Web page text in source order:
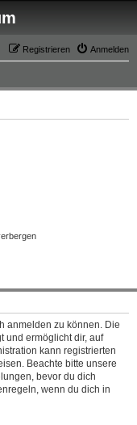
Anmelden
Registrieren
anmelden zu können. Die
und ermöglicht dir, auf
kann registrierten
Beachte bitte unsere
bevor du dich
wenn du dich in